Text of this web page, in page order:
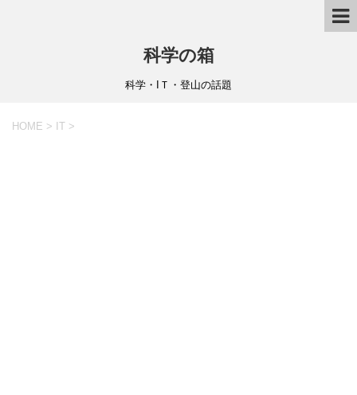
科学の箱
科学・IＴ・登山の話題
HOME > IT >